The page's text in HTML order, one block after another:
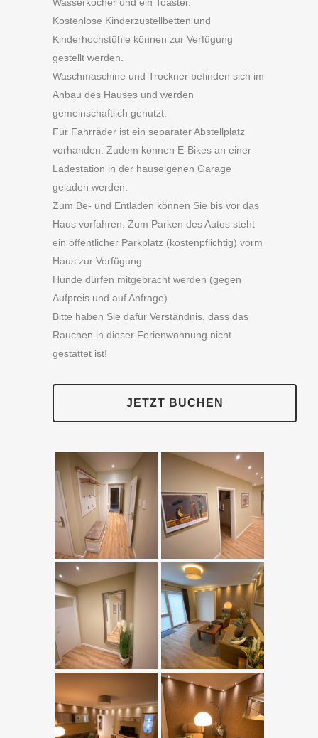
Kostenlose Kinderzustellbetten und
Kinderhochstühle können zur Verfügung
gestellt werden.
Waschmaschine und Trockner befinden sich im
Anbau des Hauses und werden
gemeinschaftlich genutzt.
Für Fahrräder ist ein separater Abstellplatz
vorhanden. Zudem können E-Bikes an einer
Ladestation in der hauseigenen Garage
geladen werden.
Zum Be- und Entladen können Sie bis vor das
Haus vorfahren. Zum Parken des Autos steht
ein öffentlicher Parkplatz (kostenpflichtig) vorm
Haus zur Verfügung.
Hunde dürfen mitgebracht werden (gegen
Aufpreis und auf Anfrage).
Bitte haben Sie dafür Verständnis, dass das
Rauchen in dieser Ferienwohnung nicht
gestattet ist!
JETZT BUCHEN